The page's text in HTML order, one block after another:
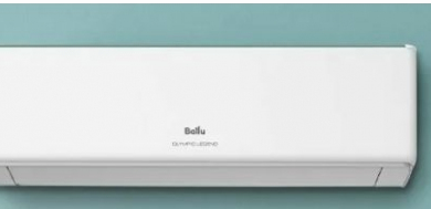
AI Geneva
В